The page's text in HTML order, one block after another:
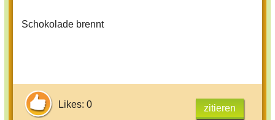
Schokolade brennt
Likes: 0 zitieren